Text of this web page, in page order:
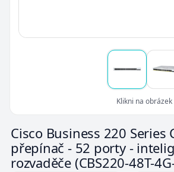
Klikni na
Cisco Business 220 Series
přepínač - 52 porty -
rozvaděče (CBS220-48T-